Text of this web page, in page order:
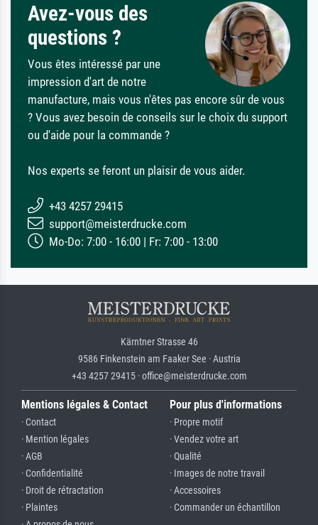
Avez-vous des
questions ?
Vous êtes intéressé par une
impression d'art de notre
manufacture, mais vous n'êtes pas encore sûr de vous
? Vous avez besoin de conseils sur le choix du support
ou d'aide pour la commande ?
Nos experts se feront un plaisir de vous aider.
+43 4257 29415
support@meisterdrucke.com
Mo-Do: 7:00 - 16:00 | Fr: 7:00 - 13:00
Kärntner Strasse 46
9586 Finkenstein am Faaker See · Austria
+43 4257 29415 · office@meisterdrucke.com
Mentions légales & Contact
· Contact
· Mention légales
· AGB
· Confidentialité
· Droit de rétractation
· Plaintes
Pour plus d'informations
· Propre motif
· Vendez votre art
· Qualité
· Images de notre travail
· Accessoires
· Commander un échantillon